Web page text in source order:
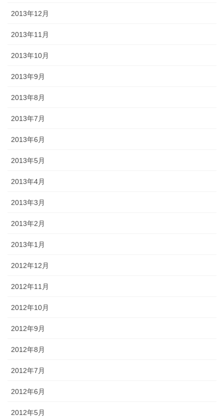
2013年12月
2013年11月
2013年10月
2013年9月
2013年8月
2013年7月
2013年6月
2013年5月
2013年4月
2013年3月
2013年2月
2013年1月
2012年12月
2012年11月
2012年10月
2012年9月
2012年8月
2012年7月
2012年6月
2012年5月